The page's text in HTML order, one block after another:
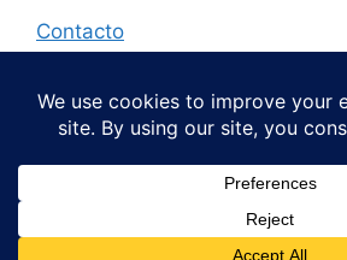
Contacto
© Aitor Vaz 2025
Español
English
Русский